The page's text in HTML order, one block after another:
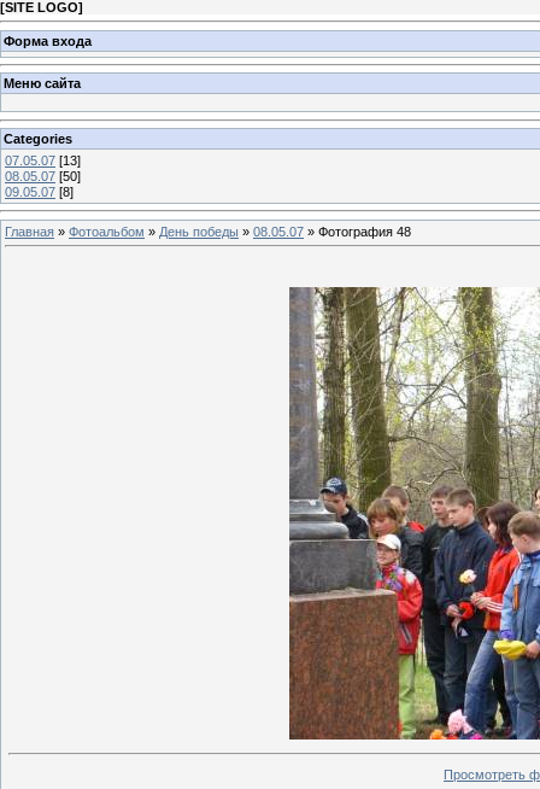
[SITE LOGO]
Форма входа
Меню сайта
Categories
07.05.07 [13]
08.05.07 [50]
09.05.07 [8]
Главная » Фотоальбом » День победы » 08.05.07 » Фотография 48
Просмотреть